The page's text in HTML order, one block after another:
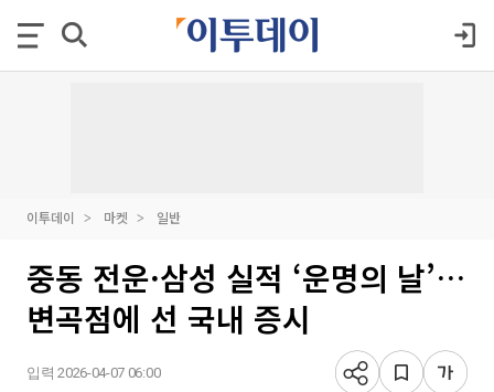
이투데이 마켓 일반
중동 전운·삼성 실적 ‘운명의 날’…
변곡점에 선 국내 증시
입력 2026-04-07 06:00